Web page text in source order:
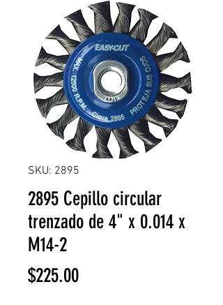
SKU: 2895
2895 Cepillo circular
trenzado de 4" x 0.014 x
M14-2
$225.00Precio